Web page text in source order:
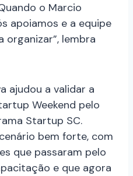
o Marcio
apoiamos e a equipe
organizar”, lembra
ajudou a validar a
Weekend pelo
Startup SC.
bem forte, com
que passaram pelo
e que agora